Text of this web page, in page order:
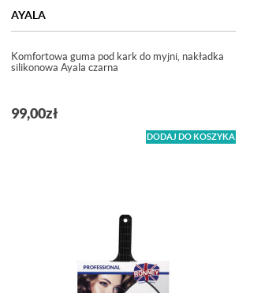
AYALA
Komfortowa guma pod kark do myjni, nakładka
silikonowa Ayala czarna
99,00zł
DODAJ DO KOSZYKA